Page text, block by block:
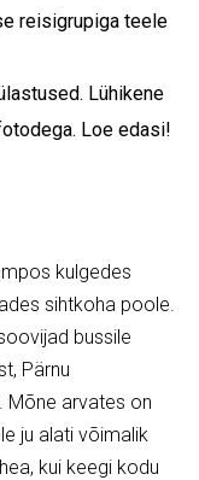
reisigrupiga teele
Lühikene
Loe edasi!
kulgedes
sihtkoha poole.
bussile
Pärnu
Mõne arvates on
ju alati võimalik
kui keegi kodu